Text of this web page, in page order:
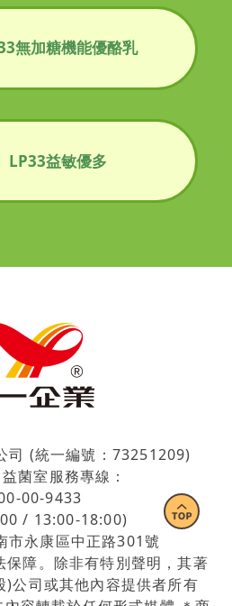
無加糖機能優酪乳
LP33益敏優多
司 (統一編號：73251209)
菌室服務專線：
00-9433
/ 13:00-18:00)
市永康區中正路301號
保障。除非有特別聲明，其著
)公司或其他內容提供者所有